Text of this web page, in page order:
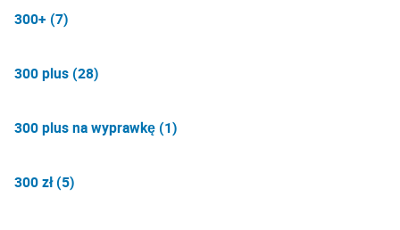
300+ (7)
300 plus (28)
300 plus na wyprawkę (1)
300 zł (5)